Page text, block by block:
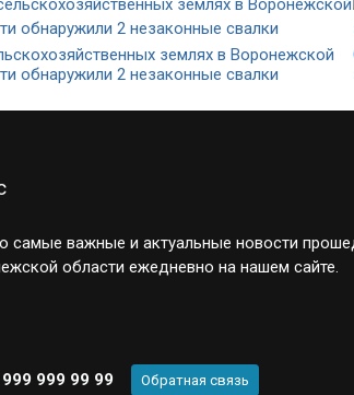
землях в Воронежской
обнаружили 2 незаконные свалки
самые важные и актуальные новости
области ежедневно на нашем сайте.
999 99 99 Обратная связь